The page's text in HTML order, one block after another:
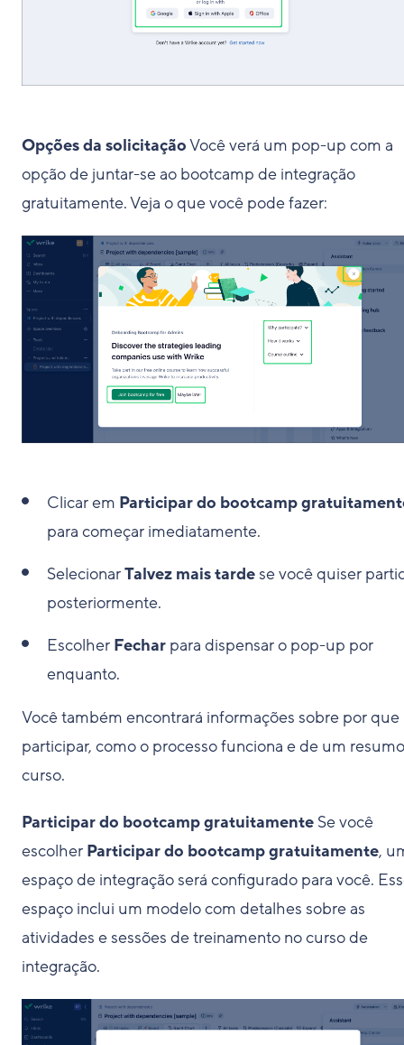
Opções da solicitaçãoVocê verá um pop-up com a
opção de juntar-se ao bootcamp de integração
gratuitamente. Veja o que você pode fazer:
Clicar em Participar do bootcamp
para começar imediatamente.
SelecionarTalvez mais tardese você quiser
posteriormente.
Escolher Fechar para dispensar o pop-up por
enquanto.
Você também encontrará informações sobre por que
participar, como o processo funciona e de um
curso.
Participar do bootcamp gratuitamente Se você
escolher Participar do bootcamp gratuitamente,
espaço de integração será configurado para você.
espaço inclui um modelo com detalhes sobre as
atividades e sessões de treinamento no curso de
integração.